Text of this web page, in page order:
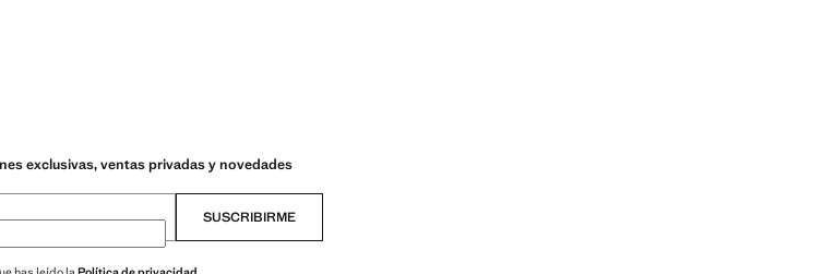
exclusivas, ventas privadas y novedades
SUSCRIBIRME